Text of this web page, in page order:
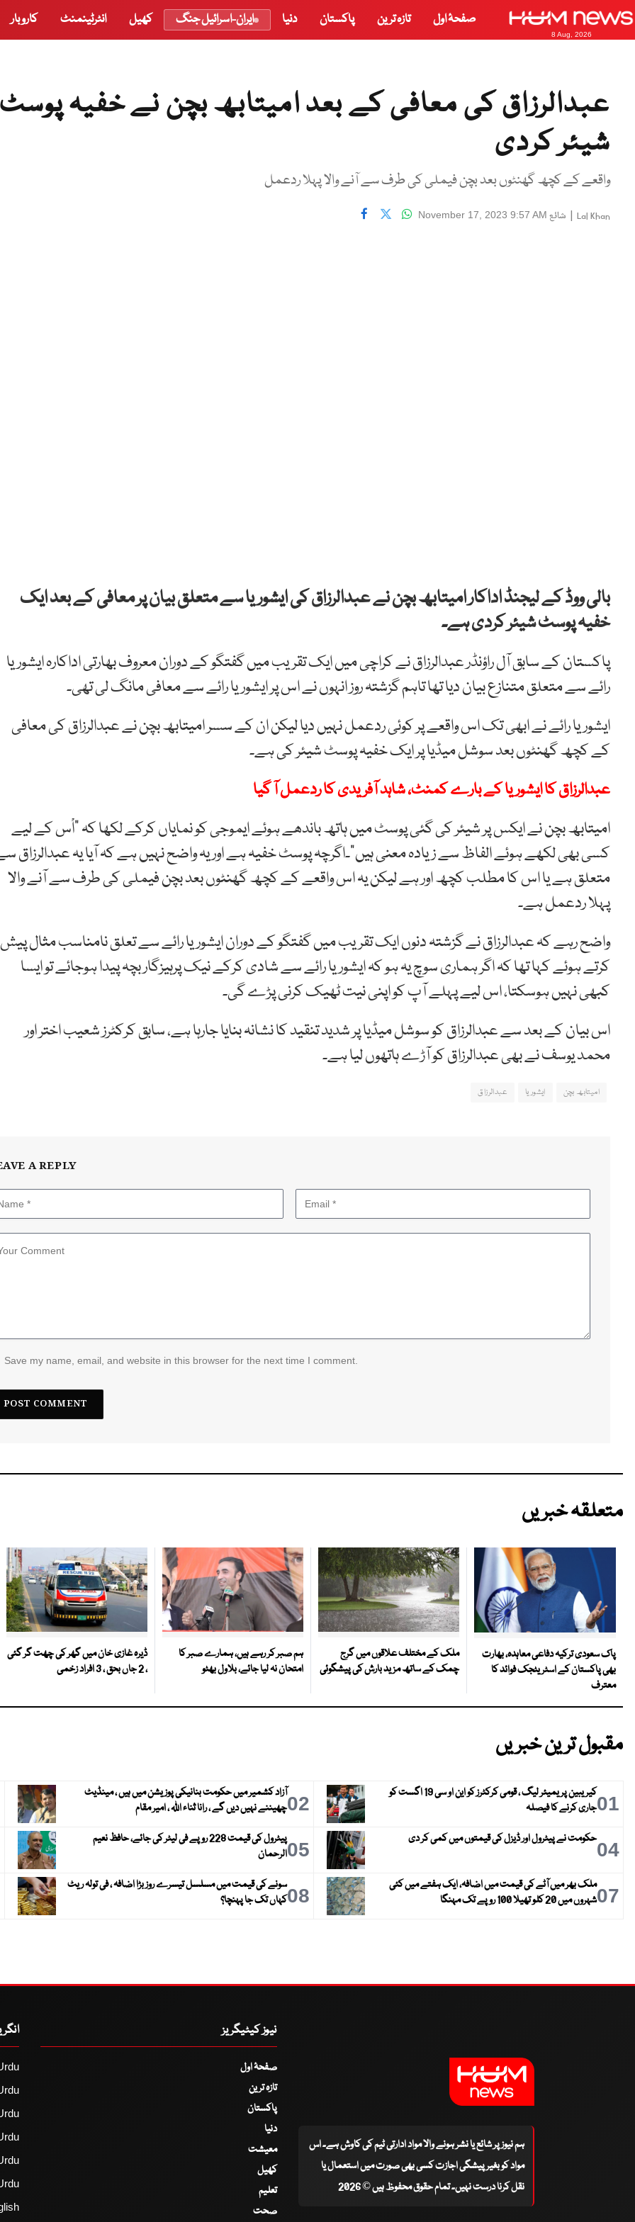
8 Aug, 2026
صفحۂ اول تازہ ترین پاکستان دنیا ایران-اسرائیل جنگ کھیل انٹرٹینمنٹ کاروبار
عبدالرزاق کی معافی کے بعد امیتابھ بچن نے خفیہ
شیئر کردی
واقعے کے کچھ گھنٹوں بعد بچن فیملی کی طرف سے آنے والا پہلا ردعمل
Lal Khan
| شائع November 17, 2023 9:57 AM
بالی ووڈ کے لیجنڈ اداکار امیتابھ بچن نے عبدالرزاق کی ایشوریا سے متعلق بیان پر معافی کے بعد ایک
خفیہ پوسٹ شیئر کردی ہے۔
پاکستان کے سابق آل راؤنڈر عبدالرزاق نے کراچی میں ایک تقریب میں گفتگو کے دوران معروف بھارتی اداکارہ ایشوریا
رائے سے متعلق متنازع بیان دیا تھا تاہم گزشتہ روز انہوں نے اس پر ایشوریا رائے سے معافی مانگ لی تھی۔
ایشوریا رائے نے ابھی تک اس واقعے پر کوئی ردعمل نہیں دیا لیکن ان کے سسر امیتابھ بچن نے عبدالرزاق کی معافی
کے کچھ گھنٹوں بعد سوشل میڈیا پر ایک خفیہ پوسٹ شیئر کی ہے۔
عبدالرزاق کا ایشوریا کے بارے کمنٹ، شاہد آفریدی کا ردعمل آ گیا
امیتابھ بچن نے ایکس پر شیئر کی گئی پوسٹ میں ہاتھ باندھے ہوئے ایموجی کو نمایاں کرکے لکھا کہ ”اْس کے لیے
کسی بھی لکھے ہوئے الفاظ سے زیادہ معنی ہیں“۔اگرچہ پوسٹ خفیہ ہے اور یہ واضح نہیں ہے کہ آیا یہ عبدالرزاق
متعلق ہے یا اس کا مطلب کچھ اور ہے لیکن یہ اس واقعے کے کچھ گھنٹوں بعد بچن فیملی کی طرف سے آنے والا
پہلا ردعمل ہے۔
واضح رہے کہ عبدالرزاق نے گزشتہ دنوں ایک تقریب میں گفتگو کے دوران ایشوریا رائے سے تعلق نامناسب مثال پیش
کرتے ہوئے کہا تھا کہ اگر ہماری سوچ یہ ہو کہ ایشوریا رائے سے شادی کرکے نیک پرہیزگار بچہ پیدا ہوجائے تو ایسا
کبھی نہیں ہوسکتا، اس لیے پہلے آپ کو اپنی نیت ٹھیک کرنی پڑے گی۔
اس بیان کے بعد سے عبدالرزاق کو سوشل میڈیا پر شدید تنقید کا نشانہ بنایا جارہا ہے، سابق کرکٹرز شعیب اختر اور
محمد یوسف نے بھی عبدالرزاق کو آڑے ہاتھوں لیا ہے۔
امیتابھ بچن ایشوریا عبدالرزاق
A REPLY
Save my name, email, and website in this browser for the next time I comment.
متعلقہ خبریں
پاک سعودی ترکیہ دفاعی معاہدہ، بھارت
بھی پاکستان کے اسٹریٹجک فوائد کا
معترف
ملک کے مختلف علاقوں میں گرج
چمک کے ساتھ مزید بارش کی پیشگوئی
ہم صبر کر رہے ہیں، ہمارے صبر کا
امتحان نہ لیا جائے، بلاول بھٹو
ڈیرہ غازی خان میں گھر کی چھت گر گئی
، 2 جاں بحق ، 3 افراد زخمی
مقبول ترین خبریں
01
کیریبین پریمیئر لیگ ، قومی کرکٹرز کو این او سی 19 اگست کو
جاری کرنے کا فیصلہ
02آزاد کشمیر میں حکومت بنانیکی پوزیشن میں ہیں ، مینڈیٹ
چھیننے نہیں دیں گے ، رانا ثناء اللہ ، امیر مقام
04حکومت نے پیٹرول اور ڈیزل کی قیمتوں میں کمی کر دی 05
پیٹرول کی قیمت 228 روپے فی لیٹر کی جائے، حافظ نعیم
الرحمان
07ملک بھر میں آٹے کی قیمت میں اضافہ، ایک ہفتے میں کئی
شہروں میں 20 کلو تھیلا 100 روپے تک مہنگا
08سونے کی قیمت میں مسلسل تیسرے روز بڑا اضافہ ، فی تولہ ریٹ
کہاں تک جا پہنچا؟
ہم نیوز پر شائع یا نشر ہونے والا مواد ادارتی ٹیم کی کاوش ہے۔ اس
مواد کو بغیر پیشگی اجازت کسی بھی صورت میں استعمال یا
نقل کرنا درست نہیں۔ تمام حقوق محفوظ ہیں © 2026
نیوز کیٹیگریز
صفحۂ اول
تازہ ترین
پاکستان
دنیا
معیشت
کھیل
تعلیم
صحت